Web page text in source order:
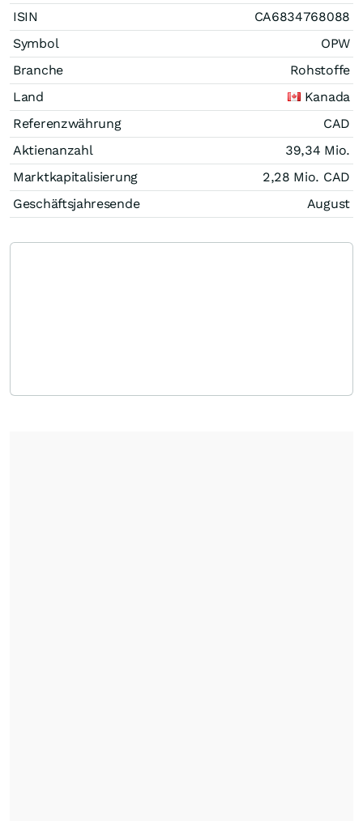
ISIN
CA6834768088
Symbol
OPW
Branche
Rohstoffe
Land
Kanada
Referenzwährung
CAD
Aktienanzahl
39,34 Mio.
Marktkapitalisierung
2,28 Mio. CAD
Geschäftsjahresende
August